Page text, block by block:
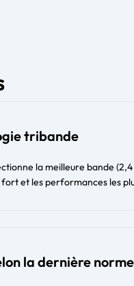
tribande
la meilleure bande
fort et les performances les
la dernière